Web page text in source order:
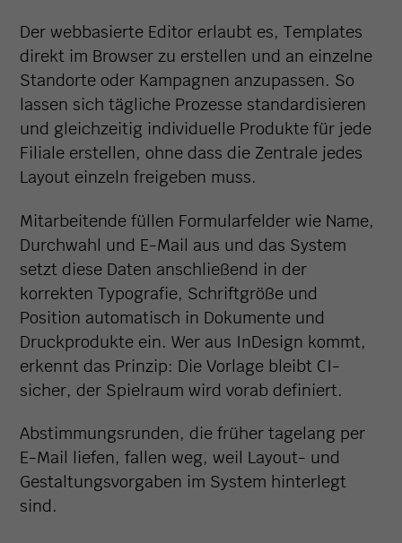
Der webbasierte Editor erlaubt es, Templates
direkt im Browser zu erstellen und an einzelne
Standorte oder Kampagnen anzupassen. So
lassen sich tägliche Prozesse standardisieren
und gleichzeitig individuelle Produkte für jede
Filiale erstellen, ohne dass die Zentrale jedes
Layout einzeln freigeben muss.
Mitarbeitende füllen Formularfelder wie Name,
Durchwahl und E-Mail aus und das System
setzt diese Daten anschließend in der
korrekten Typografie, Schriftgröße und
Position automatisch in Dokumente und
Druckprodukte ein. Wer aus InDesign kommt,
erkennt das Prinzip: Die Vorlage bleibt CI-
sicher, der Spielraum wird vorab definiert.
Abstimmungsrunden, die früher tagelang per
E-Mail liefen, fallen weg, weil Layout- und
Gestaltungsvorgaben im System hinterlegt
sind.